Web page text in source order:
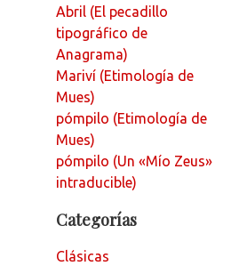
Abril (El pecadillo
tipográfico de
Anagrama)
Mariví (Etimología de
Mues)
pómpilo (Etimología de
Mues)
pómpilo (Un «Mío Zeus»
intraducible)
Categorías
Clásicas